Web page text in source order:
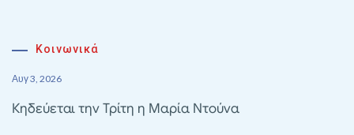
Κοινωνικά
Αυγ 3, 2026
Κηδεύεται την Τρίτη η Μαρία Ντούνα